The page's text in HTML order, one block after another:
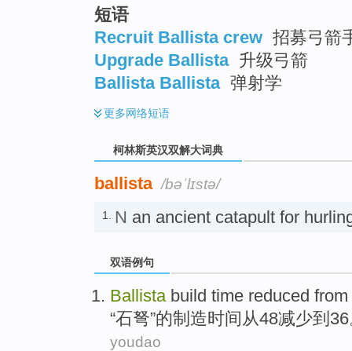
短语
Recruit Ballista crew 招募弓箭
Upgrade Ballista 升级弓箭
Ballista Ballista 弹射学
更多网络短语
柯林斯英汉双解大词典
ballista /bəˈlɪstə/
1. N an ancient catapult for
双语例句
Ballista build time reduced from
“石弩”的制造时间 从48减少到
youdao